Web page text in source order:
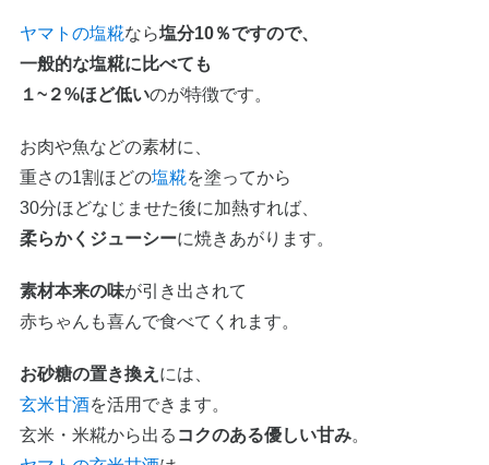
ヤマトの塩糀なら塩分10％ですので、
一般的な塩糀に比べても
１~２%ほど低いのが特徴です。
お肉や魚などの素材に、
重さの1割ほどの塩糀を塗ってから
30分ほどなじませた後に加熱すれば、
柔らかくジューシーに焼きあがります。
素材本来の味が引き出されて
赤ちゃんも喜んで食べてくれます。
お砂糖の置き換え には、
玄米甘酒を活用できます。
玄米・米糀から出る コクのある優しい甘み。